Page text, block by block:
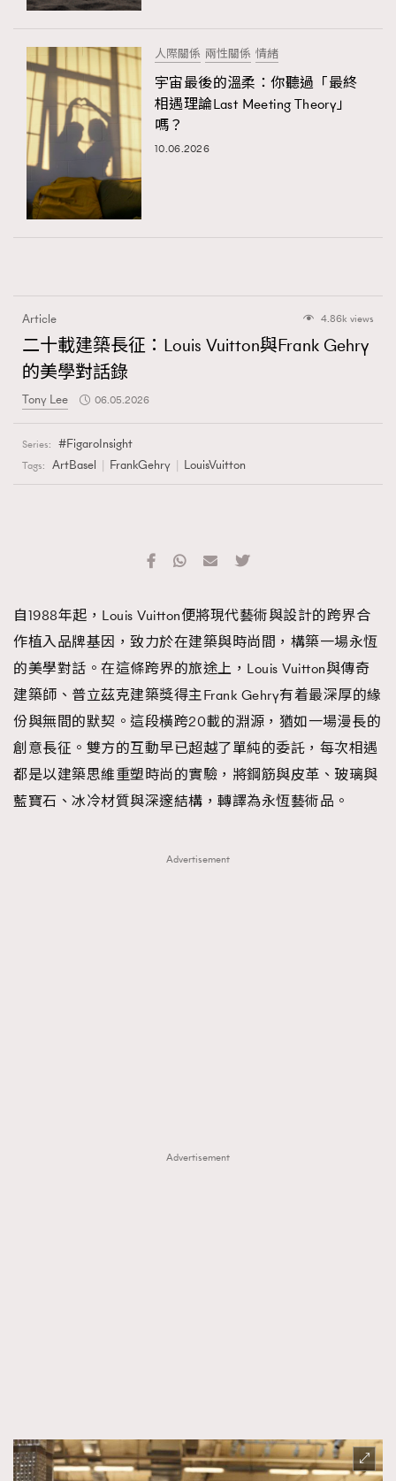
人際關係 兩性關係 情緒
宇宙最後的溫柔：你聽過「最終
相遇理論Last Meeting Theory」
嗎？
10.06.2026
Article 4.86k views
二十載建築長征：Louis Vuitton與Frank Gehry
的美學對話錄
Tony Lee 06.05.2026
Series: FigaroInsight
Tags: ArtBasel FrankGehry LouisVuitton
自1988年起，Louis Vuitton便將現代藝術與設計的跨界合
作植入品牌基因，致力於在建築與時尚間，構築一場永恆
的美學對話。在這條跨界的旅途上，Louis Vuitton與傳奇
建築師、普立茲克建築獎得主Frank Gehry有着最深厚的緣
份與無間的默契。這段橫跨20載的淵源，猶如一場漫長的
創意長征。雙方的互動早已超越了單純的委託，每次相遇
都是以建築思維重塑時尚的實驗，將鋼筋與皮革、玻璃與
藍寶石、冰冷材質與深邃結構，轉譯為永恆藝術品。
Advertisement
Advertisement